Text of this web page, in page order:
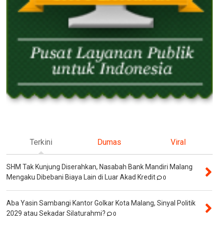
Terkini Dumas Viral
SHM Tak Kunjung Diserahkan, Nasabah Bank Mandiri Malang
Mengaku Dibebani Biaya Lain di Luar Akad Kredit
0
Aba Yasin Sambangi Kantor Golkar Kota Malang, Sinyal Politik
2029 atau Sekadar Silaturahmi?
0